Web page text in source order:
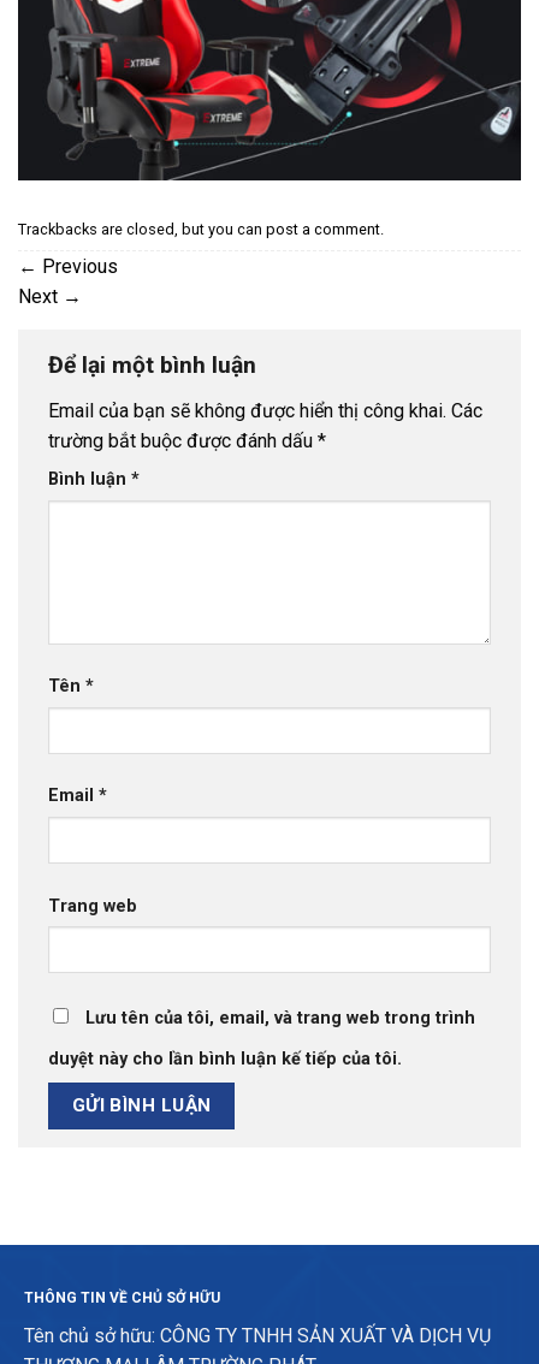
Trackbacks are closed, but you can post a comment
← Previous
Next →
Để lại một bình luận
Email của bạn sẽ không được hiển thị công khai. Các
trường bắt buộc được đánh dấu *
Bình luận *
Tên *
Email *
Trang web
Lưu tên của tôi, email, và trang web trong trình
duyệt này cho lần bình luận kế tiếp của tôi.
THÔNG TIN VỀ CHỦ SỞ HỮU
Tên chủ sở hữu: CÔNG TY TNHH SẢN XUẤT VÀ DỊCH VỤ